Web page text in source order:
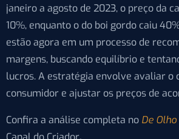
janeiro a agosto de 2023, o preço da
10%, enquanto o do boi gordo caiu
estão agora em um processo de
margens, buscando equilíbrio e
lucros. A estratégia envolve avaliar o
consumidor e ajustar os preços de
Confira a análise completa no De